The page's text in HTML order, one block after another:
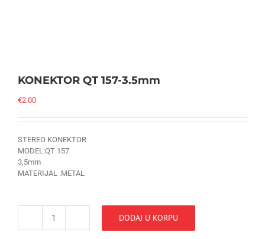
KONEKTOR QT 157-3.5mm
€2.00
STEREO KONEKTOR
MODEL:QT 157
3,5mm
MATERIJAL :METAL
KONEKTOR
DODAJ U KORPU